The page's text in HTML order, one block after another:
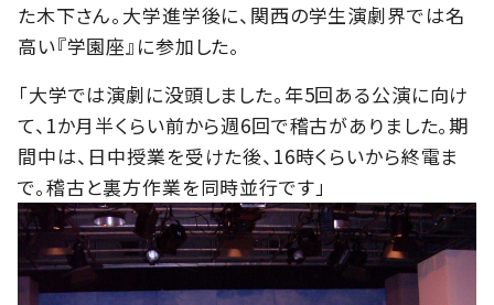
た木下さん。大学進学後に、関西の学生演劇界では名
高い『学園座』に参加した。
「大学では演劇に没頭しました。年5回ある公演に向け
て、1か月半くらい前から週6回で稽古がありました。期
間中は、日中授業を受けた後、16時くらいから終電ま
で。稽古と裏方作業を同時並行です」